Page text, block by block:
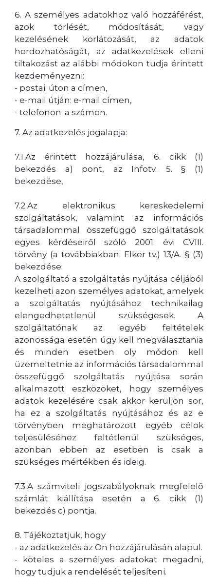
6. A személyes adatokhoz való hozzáférést,
azok törlését, módosítását, vagy
kezelésének korlátozását, az adatok
hordozhatóságát, az adatkezelések elleni
tiltakozást az alábbi módokon tudja érintett
kezdeményezni:
- postai: úton a címen,
- e-mail útján: e-mail címen,
- telefonon: a számon.
7. Az adatkezelés jogalapja:
7.1.Az érintett hozzájárulása, 6. cikk (1)
bekezdés a) pont, az Infotv. 5. § (1)
bekezdése,
7.2.Az elektronikus kereskedelemi
szolgáltatások, valamint az információs
társadalommal összefüggő szolgáltatások
egyes kérdéseiről szóló 2001. évi CVIII.
törvény (a továbbiakban: Elker tv.) 13/A. § (3)
bekezdése:
A szolgáltató a szolgáltatás nyújtása céljából
kezelheti azon személyes adatokat, amelyek
a szolgáltatás nyújtásához technikailag
elengedhetetlenül szükségesek. A
szolgáltatónak az egyéb feltételek
azonossága esetén úgy kell megválasztania
és minden esetben oly módon kell
üzemeltetnie az információs társadalommal
összefüggő szolgáltatás nyújtása során
alkalmazott eszközöket, hogy személyes
adatok kezelésére csak akkor kerüljön sor,
ha ez a szolgáltatás nyújtásához és az e
törvényben meghatározott egyéb célok
teljesüléséhez feltétlenül szükséges,
azonban ebben az esetben is csak a
szükséges mértékben és ideig.
7.3.A számviteli jogszabályoknak megfelelő
számlát kiállítása esetén a 6. cikk (1)
bekezdés c) pontja.
8. Tájékoztatjuk, hogy
- az adatkezelés az Ön hozzájárulásán alapul.
- köteles a személyes adatokat megadni,
hogy tudjuk a rendelését teljesíteni.